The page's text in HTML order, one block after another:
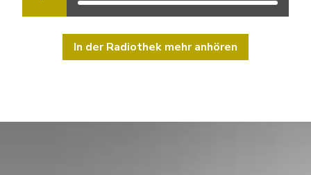
In der Radiothek mehr anhören